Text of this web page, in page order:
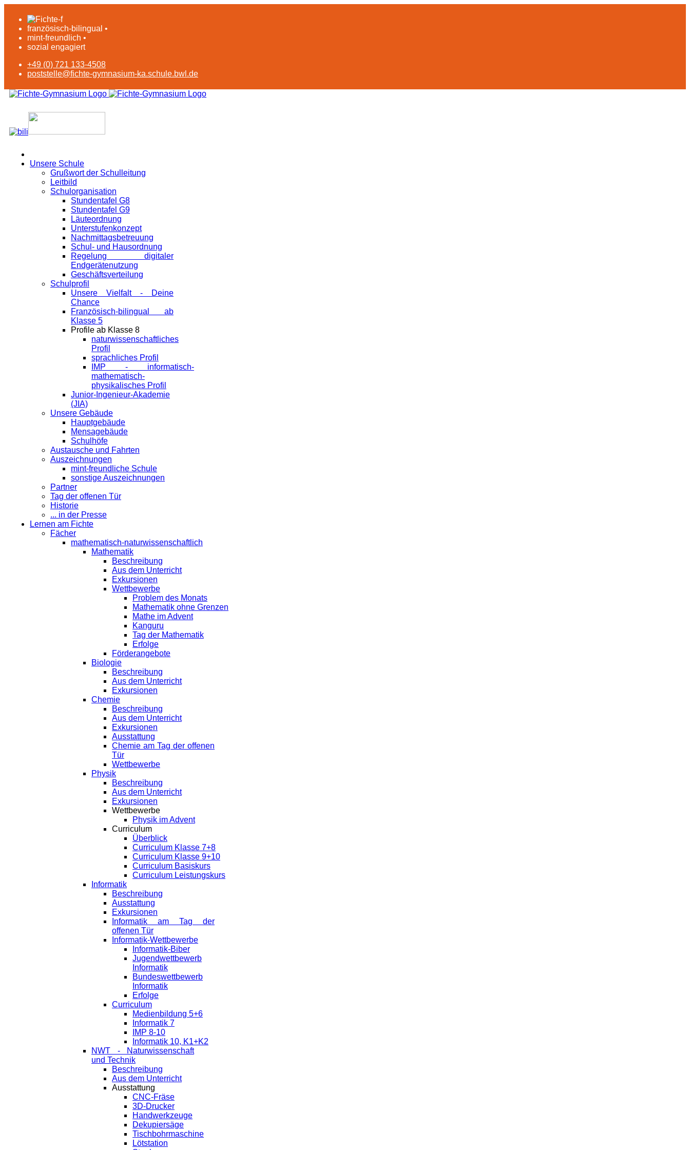
französisch-bilingual •
mint-freundlich •
sozial engagiert
+49 (0) 721 133-4508
poststelle@fichte-gymnasium-ka.schule.bwl.de
Unsere Schule
Grußwort der Schulleitung
Leitbild
Schulorganisation
Stundentafel G8
Stundentafel G9
Läuteordnung
Unterstufenkonzept
Nachmittagsbetreuung
Schul- und Hausordnung
Regelung digitaler
Endgeräte­nutzung
Geschäftsverteilung
Schulprofil
Unsere Vielfalt - Deine
Chance
Französisch-bilingual ab
Klasse 5
Profile ab Klasse 8
naturwissenschaftliches
Profil
sprachliches Profil
IMP - informatisch-
mathematisch-
physikalisches Profil
Junior-Ingenieur-Akademie
(JIA)
Unsere Gebäude
Hauptgebäude
Mensagebäude
Schulhöfe
Austausche und Fahrten
Auszeichnungen
mint-freundliche Schule
sonstige Auszeichnungen
Partner
Tag der offenen Tür
Historie
... in der Presse
Lernen am Fichte
Fächer
mathematisch-naturwissenschaftlich
Mathematik
Beschreibung
Aus dem Unterricht
Exkursionen
Wettbewerbe
Problem des Monats
Mathematik ohne Grenzen
Mathe im Advent
Kanguru
Tag der Mathematik
Erfolge
Förderangebote
Biologie
Beschreibung
Aus dem Unterricht
Exkursionen
Chemie
Beschreibung
Aus dem Unterricht
Exkursionen
Ausstattung
Chemie am Tag der offenen
Tür
Wettbewerbe
Physik
Beschreibung
Aus dem Unterricht
Exkursionen
Wettbewerbe
Physik im Advent
Curriculum
Überblick
Curriculum Klasse 7+8
Curriculum Klasse 9+10
Curriculum Basiskurs
Curriculum Leistungskurs
Informatik
Beschreibung
Ausstattung
Exkursionen
Informatik am Tag der
offenen Tür
Informatik-Wettbewerbe
Informatik-Biber
Jugendwettbewerb
Informatik
Bundeswettbewerb
Informatik
Erfolge
Curriculum
Medienbildung 5+6
Informatik 7
IMP 8-10
Informatik 10, K1+K2
NWT - Naturwissenschaft
und Technik
Beschreibung
Aus dem Unterricht
Ausstattung
CNC-Fräse
3D-Drucker
Handwerkzeuge
Dekupiersäge
Tischbohrmaschine
Lötstation